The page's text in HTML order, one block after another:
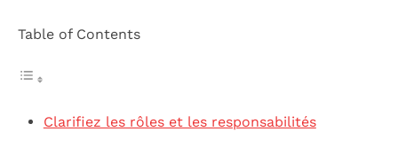
Table of Contents
Clarifiez les rôles et les responsabilités